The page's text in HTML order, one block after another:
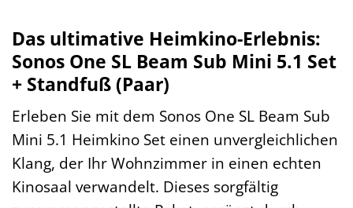
Das ultimative Heimkino-Erlebnis:
Sonos One SL Beam Sub Mini 5.1 Set
+ Standfuß (Paar)
Erleben Sie mit dem Sonos One SL Beam Sub
Mini 5.1 Heimkino Set einen unvergleichlichen
Klang, der Ihr Wohnzimmer in einen echten
Kinosaal verwandelt. Dieses sorgfältig